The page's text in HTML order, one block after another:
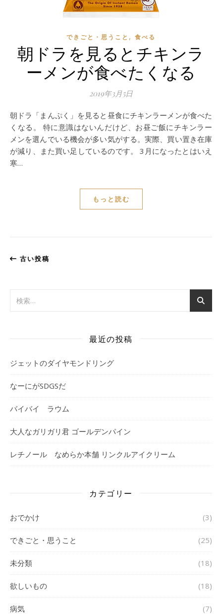
できごと・思うこと , 食べる
朝ドラを見るとチキンラ
ーメンが食べたくなる
2019年3月5日
朝ドラ「まんぷく」を見ると昼食にチキンラーメンが食べた
くなる。 特に意識はないんだけど、お昼ご飯にチキンラー
メンを選んでいる機会が多い気がする。実際、買い置き在庫
が減り、また買い足しているのです。 3月になったとはいえ
寒…
もっと読む
古い投稿
最近の投稿
ジェットのダイヤモンドリング
なーにがSDGSだ
バイバイ ラウム
大人なガリガリ君 ゴールデンパイン
レチノール なめらか本舗 リンクルアイクリーム
カテゴリー
おでかけ (3)
できごと・思うこと (25)
未分類 (18)
欲しいもの (18)
病気 (7)